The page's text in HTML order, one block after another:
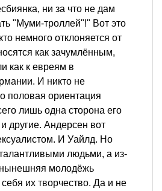
ни за что не дам
"Муми-троллей"!" Вот это
немного отклоняется от
как зачумлённым,
как к евреям в
И никто не
половая ориентация
лишь одна сторона его
другие. Андерсен вот
И Уайлд. Но
людьми, а из-
нынешняя молодёжь
их творчество. Да и не